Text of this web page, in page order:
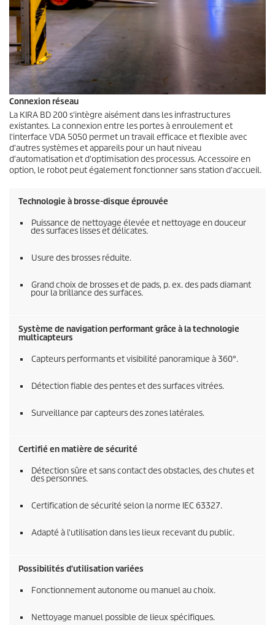
Connexion réseau
La KIRA BD 200 s'intègre aisément dans les infrastructures
existantes. La connexion entre les portes à enroulement et
l'interface VDA 5050 permet un travail efficace et flexible avec
d'autres systèmes et appareils pour un haut niveau
d'automatisation et d'optimisation des processus. Accessoire en
option, le robot peut également fonctionner sans station d'accueil.
Technologie à brosse-disque éprouvée
Puissance de nettoyage élevée et nettoyage en douceur
des surfaces lisses et délicates.
Usure des brosses réduite.
Grand choix de brosses et de pads, p. ex. des pads diamant
pour la brillance des surfaces.
Système de navigation performant grâce à la technologie
multicapteurs
Capteurs performants et visibilité panoramique à 360°.
Détection fiable des pentes et des surfaces vitrées.
Surveillance par capteurs des zones latérales.
Certifié en matière de sécurité
Détection sûre et sans contact des obstacles, des chutes et
des personnes.
Certification de sécurité selon la norme IEC 63327.
Adapté à l'utilisation dans les lieux recevant du public.
Possibilités d'utilisation variées
Fonctionnement autonome ou manuel au choix.
Nettoyage manuel possible de lieux spécifiques.